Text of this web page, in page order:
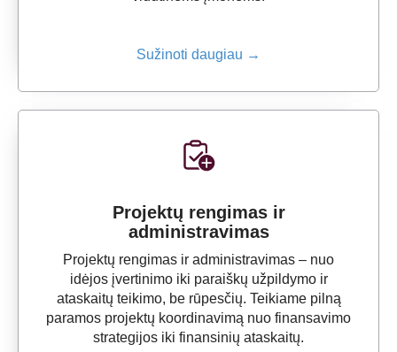
Sužinoti daugiau →
Projektų rengimas ir
administravimas
Projektų rengimas ir administravimas – nuo
idėjos įvertinimo iki paraiškų užpildymo ir
ataskaitų teikimo, be rūpesčių. Teikiame pilną
paramos projektų koordinavimą nuo finansavimo
strategijos iki finansinių ataskaitų.